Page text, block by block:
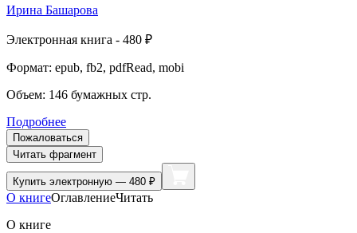
Ирина Башарова
Электронная книга - 480 ₽
Формат: epub, fb2, pdfRead, mobi
Объем: 146 бумажных стр.
Подробнее
Пожаловаться
Читать фрагмент
Купить электронную — 480 ₽
О книгеОглавлениеЧитать
О книге